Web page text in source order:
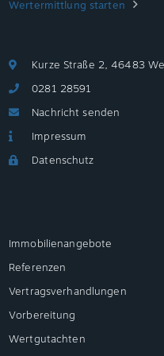
Wertermittlung starten
Kurze Straße 2, 46483
0281 28591
Nachricht senden
Impressum
Datenschutz
Immobilienangebote
Referenzen
Vertragsverhandlungen
Vorbereitung
Wertgutachten